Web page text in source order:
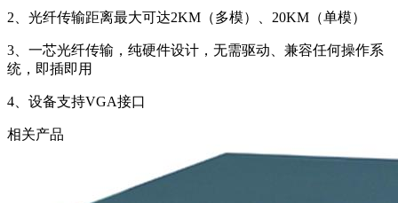
2、光纤传输距离最大可达2KM（多模）、20KM（单模）
3、一芯光纤传输，纯硬件设计，无需驱动、兼容任何操作系
统，即插即用
4、设备支持VGA接口
相关产品